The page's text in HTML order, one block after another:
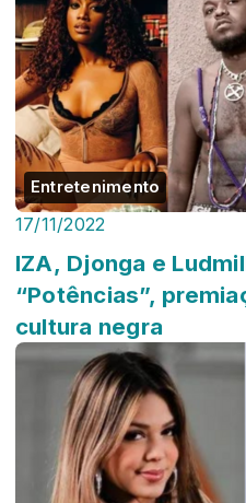
Entretenimento
17/11/2022
IZA, Djonga e
“Potências”,
cultura negra